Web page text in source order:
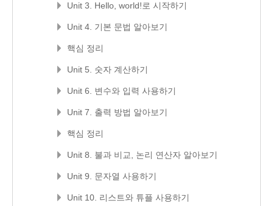
Unit 3. Hello, world!로 시작하기
Unit 4. 기본 문법 알아보기
핵심 정리
Unit 5. 숫자 계산하기
Unit 6. 변수와 입력 사용하기
Unit 7. 출력 방법 알아보기
핵심 정리
Unit 8. 불과 비교, 논리 연산자 알아보기
Unit 9. 문자열 사용하기
Unit 10. 리스트와 튜플 사용하기